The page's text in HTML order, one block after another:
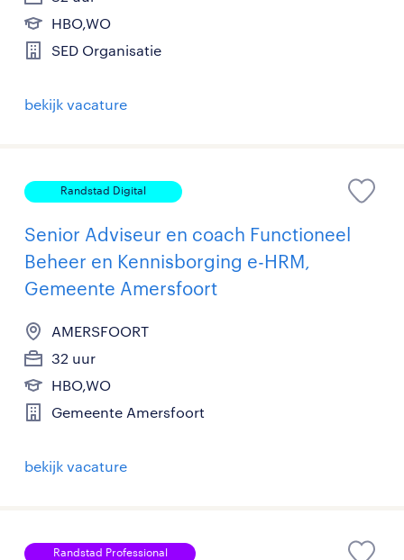
HBO,WO
SED Organisatie
bekijk vacature
Randstad Digital
Senior Adviseur en coach Functioneel
Beheer en Kennisborging e-HRM,
Gemeente Amersfoort
AMERSFOORT
32 uur
HBO,WO
Gemeente Amersfoort
bekijk vacature
Randstad Professional